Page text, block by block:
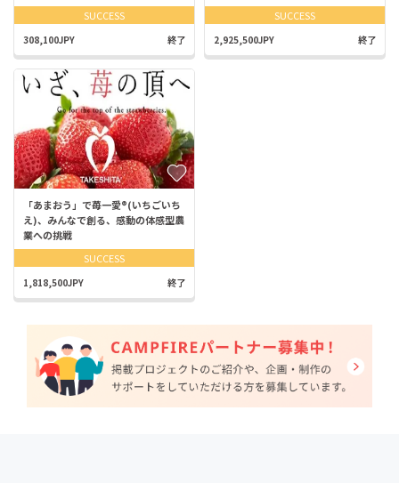
SUCCESS
308,100JPY 終了
SUCCESS
2,925,500JPY 終了
「あまおう」で苺一愛®︎(いちごいち
え)、みんなで創る、感動の体感型農
業への挑戦
SUCCESS
1,818,500JPY 終了